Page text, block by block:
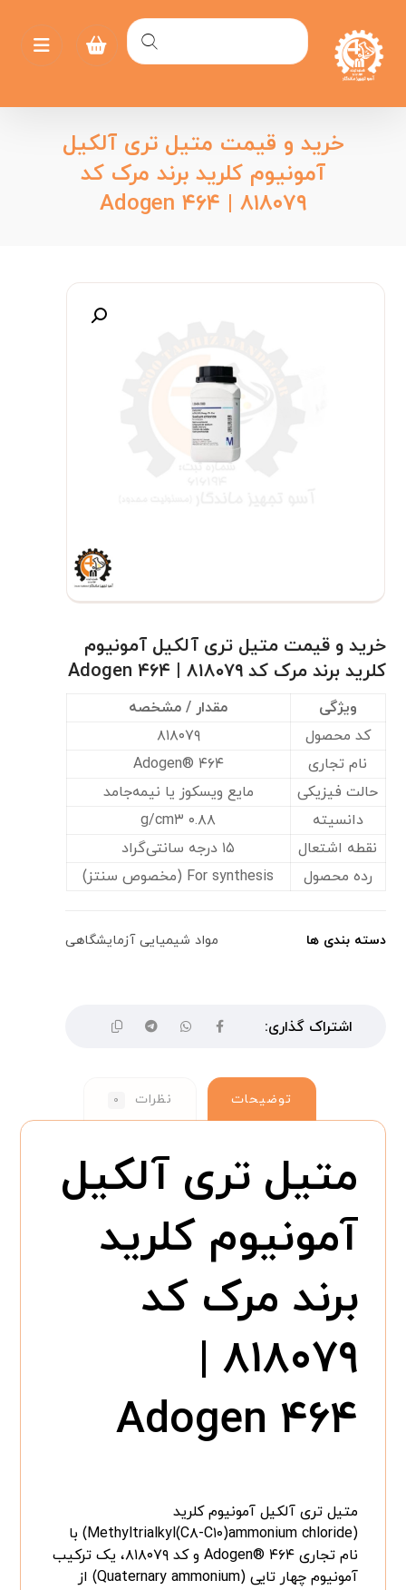
خرید و قیمت متیل تری آلکیل
آمونیوم کلرید برند مرک کد
۸۱۸۰۷۹ | Adogen ۴۶۴
خرید و قیمت متیل تری آلکیل آمونیوم
کلرید برند مرک کد ۸۱۸۰۷۹ | Adogen ۴۶۴
ویژگی
مقدار / مشخصه
کد محصول
۸۱۸۰۷۹
نام تجاری
Adogen® ۴۶۴
حالت فیزیکی
مایع ویسکوز یا نیمه‌جامد
دانسیته
۰.۸۸ g/cm۳
نقطه اشتعال
۱۵ درجه سانتی‌گراد
رده محصول
For synthesis (مخصوص سنتز)
دسته بندی ها مواد شیمیایی آزمایشگاهی
توضیحات نظرات ۰
متیل تری آلکیل
آمونیوم کلرید
برند مرک کد
۸۱۸۰۷۹ |
Adogen ۴۶۴
متیل تری آلکیل آمونیوم کلرید
(Methyltrialkyl(C۸-C۱۰)ammonium chloride) با
نام تجاری Adogen® ۴۶۴ و کد ۸۱۸۰۷۹، یک ترکیب
آمونیوم چهار تایی (Quaternary ammonium) از